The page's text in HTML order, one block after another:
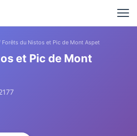
Forêts du Nistos et Pic de Mont Aspet
et Pic de Mont